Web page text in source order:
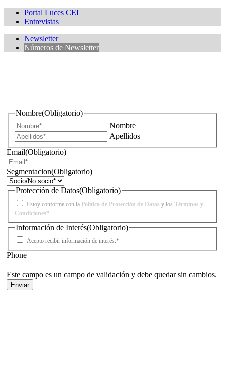
Portal Luces CEI
Entrevistas
Newsletter
Números de Newsletter
Nombre(Obligatorio)
Nombre
Apellidos
Email(Obligatorio)
Segmentacion(Obligatorio)
Protección de Datos(Obligatorio)
Estoy conforme con la Política de Protección de Datos y los Términos y
Condiciones*
Información de Interés(Obligatorio)
Acepto recibir información de interés.*
Phone
Este campo es un campo de validación y debe quedar sin cambios.